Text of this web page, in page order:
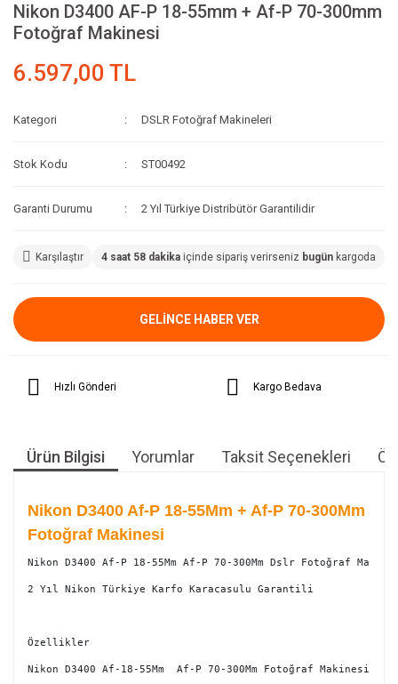
Nikon D3400 AF-P 18-55mm + Af-P 70-300mm
Fotoğraf Makinesi
6.597,00 TL
Kategori DSLR Fotoğraf Makineleri
Stok Kodu ST00492
Garanti Durumu 2 Yıl Türkiye Distribütör Garantilidir
Karşılaştır 4 saat 58 dakika içinde sipariş verirseniz bugün kargoda
GELİNCE HABER VER
Hızlı Gönderi Kargo Bedava
Ürün Bilgisi Yorumlar Taksit Seçenekleri
Nikon D3400 Af-P 18-55Mm + Af-P 70-300Mm
Fotoğraf Makinesi
Nikon D3400 Af-P 18-55Mm Af-P 70-300Mm Dslr Fotoğraf
2 Yıl Nikon Türkiye Karfo Karacasulu Garantili
Özellikler
Nikon D3400 Af-18-55Mm  Af-P 70-300Mm Fotoğraf Makinesi